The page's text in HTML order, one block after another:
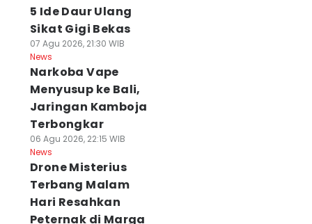
5 Ide Daur Ulang
Sikat Gigi Bekas
07 Agu 2026, 21:30 WIB
News
Narkoba Vape
Menyusup ke Bali,
Jaringan Kamboja
Terbongkar
06 Agu 2026, 22:15 WIB
News
Drone Misterius
Terbang Malam
Hari Resahkan
Peternak di Marga